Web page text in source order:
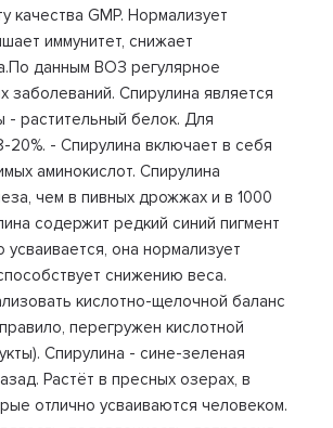
качества GMP. Нормализует
иммунитет, снижает
данным ВОЗ регулярное
заболеваний. Спирулина является
- растительный белок. Для
20%. - Спирулина включает в себя
аминокислот. Спирулина
чем в пивных дрожжах и в 1000
содержит редкий синий пигмент
она нормализует
снижению веса.
кислотно-щелочной баланс
перегружен кислотной
Спирулина - сине-зеленая
Растёт в пресных озерах, в
отлично усваиваются человеком.